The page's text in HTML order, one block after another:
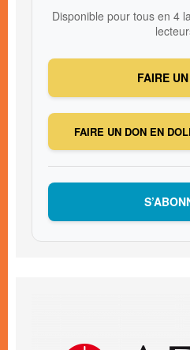
Disponible pour tous en 4
FAIRE
FAIRE UN DON EN